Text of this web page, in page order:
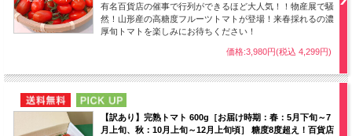
冷凍や保温をしても変わらな
有名百貨店の催事で行列ができるほど大人気！！物産展で騒
然！山形産の高糖度フルーツトマトが登場！来春採れるの濃
厚旬トマトを楽しみにお待ちください！
価格:3,980円(税込 4,299円)
NEW
【訳あり】完熟トマト 600g［お届け時期：春：5月下旬～7
月上旬、秋：10月上旬～12月上旬頃］ 糖度8度超え！百貨店